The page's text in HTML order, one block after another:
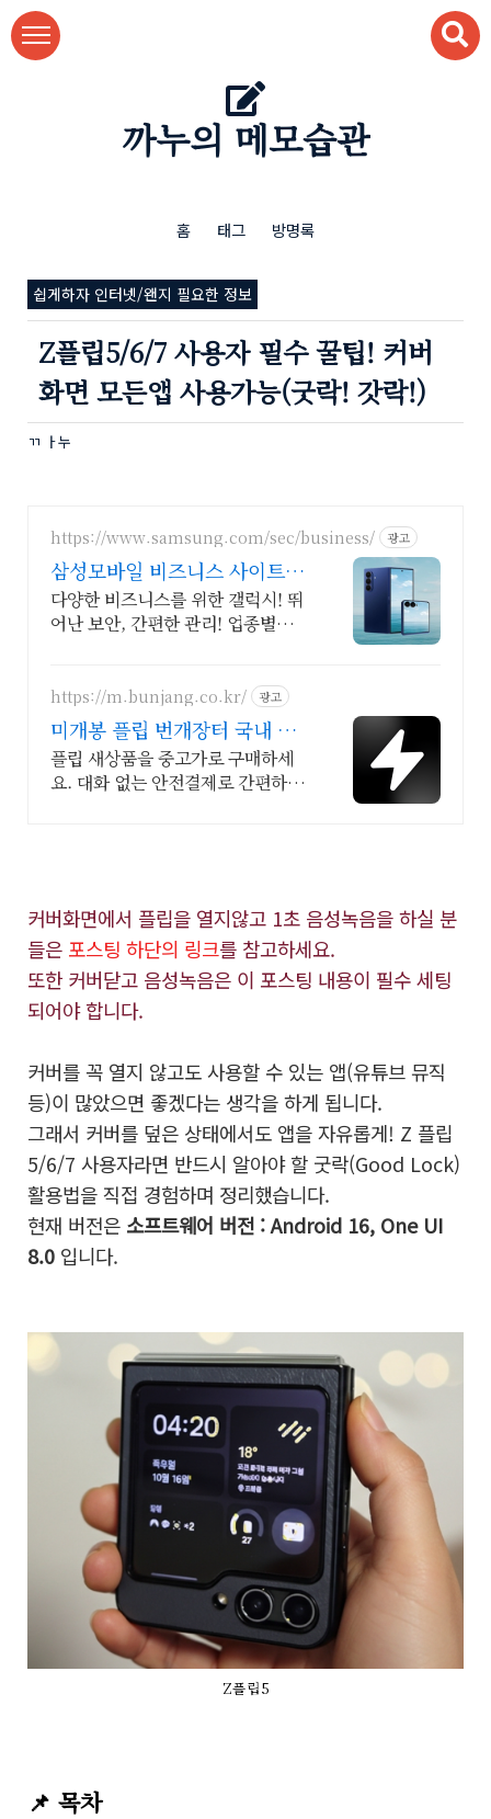
본문 바로가기
까누의 메모습관
홈 태그 방명록
쉽게하자 인터넷/왠지 필요한 정보
Z플립5/6/7 사용자 필수 꿀팁! 커버
화면 모든앱 사용가능(굿락! 갓락!)
ㄲ ㅏ누
https://www.samsung.com/sec/business/ 광고
삼성모바일 비즈니스 사이트 본
사 공식 운영 견적문의
다양한 비즈니스를 위한 갤럭시! 뛰
어난 보안, 간편한 관리! 업종별제안
https://m.bunjang.co.kr/ 광고
미개봉 플립 번개장터 국내 최
대 브랜드 중고거래
플립 새상품을 중고가로 구매하세
요. 대화 없는 안전결제로 간편하게!
커버화면에서 플립을 열지않고 1초 음성녹음을 하실 분
들은 포스팅 하단의 링크를 참고하세요.
또한 커버닫고 음성녹음은 이 포스팅 내용이 필수 세팅
되어야 합니다.
커버를 꼭 열지 않고도 사용할 수 있는 앱(유튜브 뮤직
등)이 많았으면 좋겠다는 생각을 하게 됩니다.
그래서 커버를 덮은 상태에서도 앱을 자유롭게! Z 플립
5/6/7 사용자라면 반드시 알아야 할 굿락(Good Lock)
활용법을 직접 경험하며 정리했습니다.
현재 버전은 소프트웨어 버전 : Android 16, One UI
8.0 입니다.
Z플립5
📌 목차